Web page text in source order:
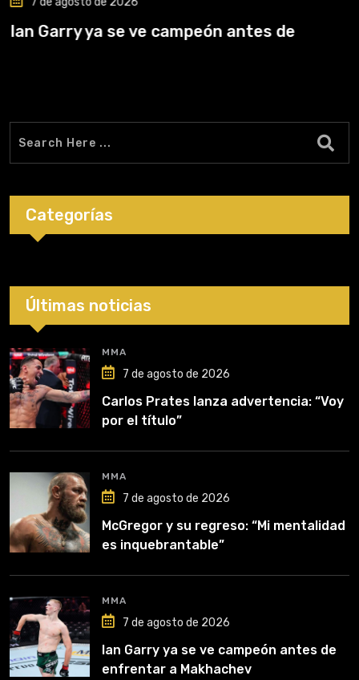
Ian Garry ya se ve campeón antes de
Categorías
Últimas noticias
MMA
7 de agosto de 2026
Carlos Prates lanza advertencia: “Voy
por el título”
MMA
7 de agosto de 2026
McGregor y su regreso: “Mi mentalidad
es inquebrantable”
MMA
7 de agosto de 2026
Ian Garry ya se ve campeón antes de
enfrentar a Makhachev